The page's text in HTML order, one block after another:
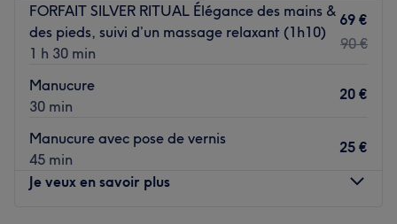
FORFAIT SILVER RITUAL Élégance des mains &
des pieds, suivi d’un massage relaxant (1h10)
1 h 30 min
69 €
90 €
Manucure
30 min
20 €
Manucure avec pose de vernis
45 min
25 €
Je veux en savoir plus